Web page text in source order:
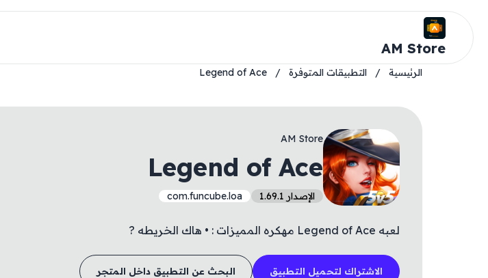
AM Store
الرئيسية / التطبيقات المتوفرة /
Legend of Ace
AM Store
Legend of Ace
الإصدار 1.69.1 com.funcube.loa
لعبه Legend of Ace مهكره المميزات : • هاك الخريطه ?
الاشتراك لتحميل التطبيق البحث عن التطبيق داخل المتجر